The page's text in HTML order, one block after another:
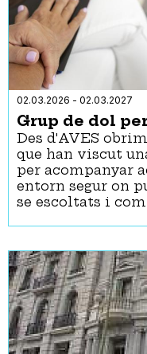
02.03.2026 - 02.03.2027
Grup de dol
Des d'AVES
que han viscut
per acompanyar
entorn segur on
se escoltats i